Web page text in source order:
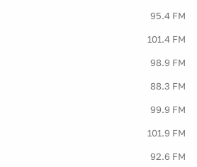
95.4 FM
101.4 FM
98.9 FM
88.3 FM
99.9 FM
101.9 FM
92.6 FM